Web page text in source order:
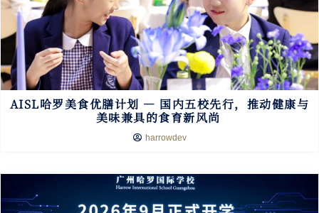
AISL哈罗美食优膳计划 — 国内五校先行，推动健康与
美味兼具的食育新风尚
harrowdev